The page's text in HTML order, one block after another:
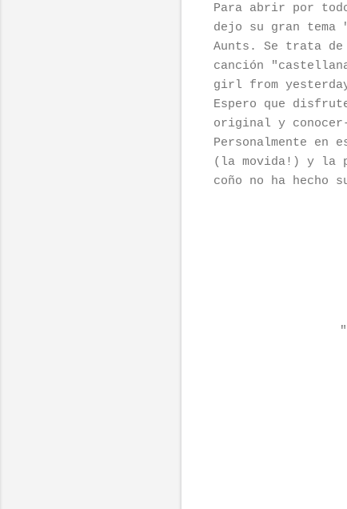
Para abrir por
dejo su gran tema
Aunts. Se trata de
canción
girl from
Espero que
original y
Personalmente en
(la movida!) y la
coño no ha hecho
"